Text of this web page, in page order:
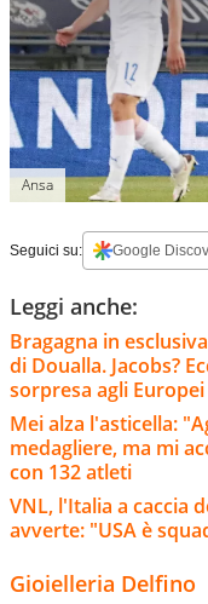
Ansa
Seguici su: Google
Leggi anche:
Bragagna in
di Doualla. Jacobs?
sorpresa agli Europei
Mei alza l'asticella:
medagliere, ma mi
con 132 atleti
VNL, l'Italia a caccia
avverte: "USA è
Gioielleria Delfino